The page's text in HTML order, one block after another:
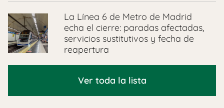
La Línea 6 de Metro de Madrid
echa el cierre: paradas afectadas,
servicios sustitutivos y fecha de
reapertura
Ver toda la lista